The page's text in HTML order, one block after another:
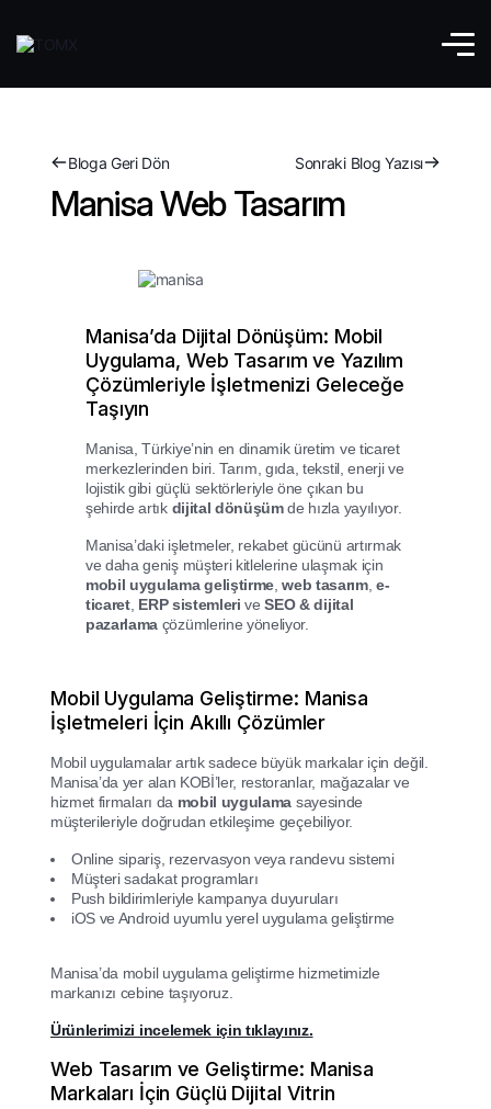
Bloga Geri Dön Sonraki Blog Yazısı
Manisa Web Tasarım
Manisa’da Dijital Dönüşüm: Mobil
Uygulama, Web Tasarım ve Yazılım
Çözümleriyle İşletmenizi Geleceğe
Taşıyın
Manisa, Türkiye’nin en dinamik üretim ve ticaret
merkezlerinden biri. Tarım, gıda, tekstil, enerji ve
lojistik gibi güçlü sektörleriyle öne çıkan bu
şehirde artık dijital dönüşümde hızla yayılıyor.
Manisa’daki işletmeler, rekabet gücünü artırmak
ve daha geniş müşteri kitlelerine ulaşmak için
mobil uygulama geliştirme ,web tasarım,e-
ticaret, ERP sistemleri veSEO & dijital
pazarlama çözümlerine yöneliyor.
Mobil Uygulama Geliştirme: Manisa
İşletmeleri İçin Akıllı Çözümler
Mobil uygulamalar artık sadece büyük markalar için değil.
Manisa’da yer alan KOBİ’ler, restoranlar, mağazalar ve
hizmet firmaları da mobil uygulama sayesinde
müşterileriyle doğrudan etkileşime geçebiliyor.
Online sipariş, rezervasyon veya randevu sistemi
Müşteri sadakat programları
Push bildirimleriyle kampanya duyuruları
iOS ve Android uyumlu yerel uygulama geliştirme
Manisa’da mobil uygulama geliştirme hizmetimizle
markanızı cebine taşıyoruz.
Ürünlerimizi incelemek için tıklayınız.
Web Tasarım ve Geliştirme: Manisa
Markaları İçin Güçlü Dijital Vitrin